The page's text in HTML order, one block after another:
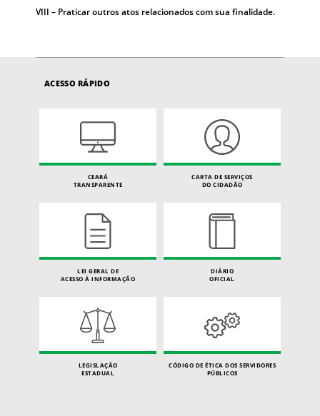
VIII – Praticar outros atos relacionados com sua finalidade.
ACESSO RÁPIDO
CEARÁ
TRANSPARENTE
CARTA DE SERVIÇOS
DO CIDADÃO
LEI GERAL DE
ACESSO À INFORMAÇÃO
DIÁRIO
OFICIAL
LEGISLAÇÃO
ESTADUAL
CÓDIGO DE ÉTICA DOS SERVIDORES
PÚBLICOS